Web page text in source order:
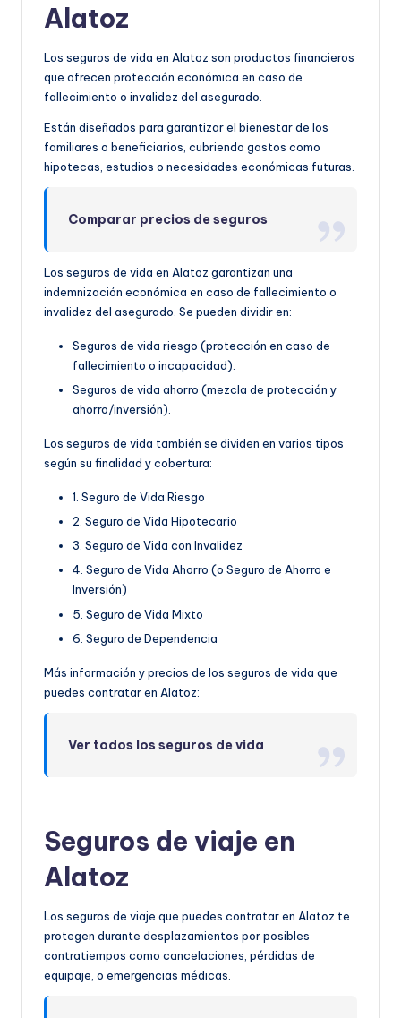
Alatoz
Los seguros de vida en Alatoz son productos financieros
que ofrecen protección económica en caso de
fallecimiento o invalidez del asegurado.
Están diseñados para garantizar el bienestar de los
familiares o beneficiarios, cubriendo gastos como
hipotecas, estudios o necesidades económicas futuras.
Comparar precios de seguros
Los seguros de vida en Alatoz garantizan una
indemnización económica en caso de fallecimiento o
invalidez del asegurado. Se pueden dividir en:
Seguros de vida riesgo (protección en caso de
fallecimiento o incapacidad).
Seguros de vida ahorro (mezcla de protección y
ahorro/inversión).
Los seguros de vida también se dividen en varios tipos
según su finalidad y cobertura:
1. Seguro de Vida Riesgo
2. Seguro de Vida Hipotecario
3. Seguro de Vida con Invalidez
4. Seguro de Vida Ahorro (o Seguro de Ahorro e
Inversión)
5. Seguro de Vida Mixto
6. Seguro de Dependencia
Más información y precios de los seguros de vida que
puedes contratar en Alatoz:
Ver todos los seguros de vida
Seguros de viaje en
Alatoz
Los seguros de viaje que puedes contratar en Alatoz te
protegen durante desplazamientos por posibles
contratiempos como cancelaciones, pérdidas de
equipaje, o emergencias médicas.